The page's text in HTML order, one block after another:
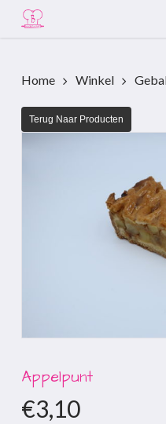
contentHome Winkel
Terug Naar Producten
Appelpunt
€3,10